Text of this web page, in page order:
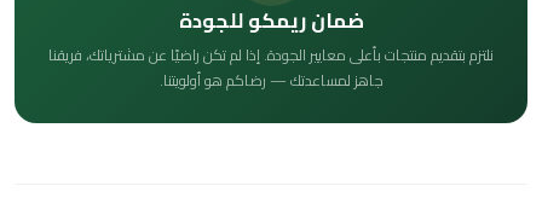
ضمان ريمكو للجودة
نلتزم بتقديم منتجات بأعلى معايير الجودة. إذا لم تكن راضيًا عن مشترياتك، فريقنا
جاهز لمساعدتك — رضاكم هو أولويتنا.